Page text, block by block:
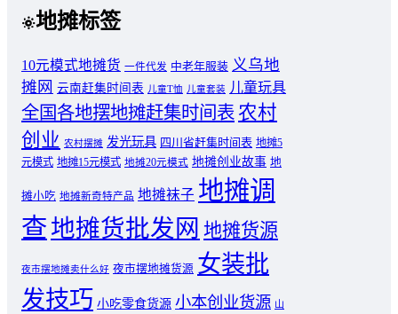
地摊标签
10元模式地摊货 一件代发 中老年服装 义乌地
摊网 云南赶集时间表 儿童T恤 儿童套装 儿童玩具
全国各地摆地摊赶集时间表 农村
创业 农村摆摊 发光玩具 四川省赶集时间表 地摊5
元模式 地摊15元模式 地摊20元模式 地摊创业故事 地
摊小吃 地摊新奇特产品 地摊袜子 地摊调
查地摊货批发网 地摊货源
夜市摆地摊卖什么好 夜市摆地摊货源 女装批
发技巧 小吃零食货源 小本创业货源 山